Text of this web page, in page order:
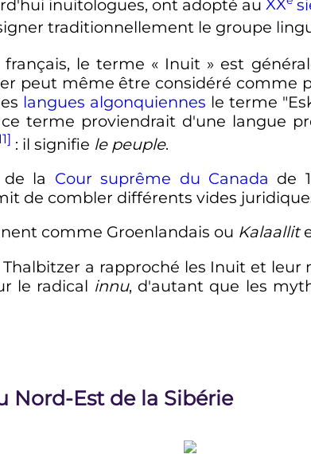
inuitologues, ont adopté au XX
traditionnellement le groupe
français, le terme « Inuit » est
peut même être considéré comme
langues algonquiennes le terme
terme proviendrait d'une langue
: il signifie le peuple.
de la Cour suprême du Canada de
de combler différents vides
comme Groenlandais ou Kalaallit
a rapproché les Inuit et leur
le radical innu, d'autant que les
Nord-Est de la Sibérie